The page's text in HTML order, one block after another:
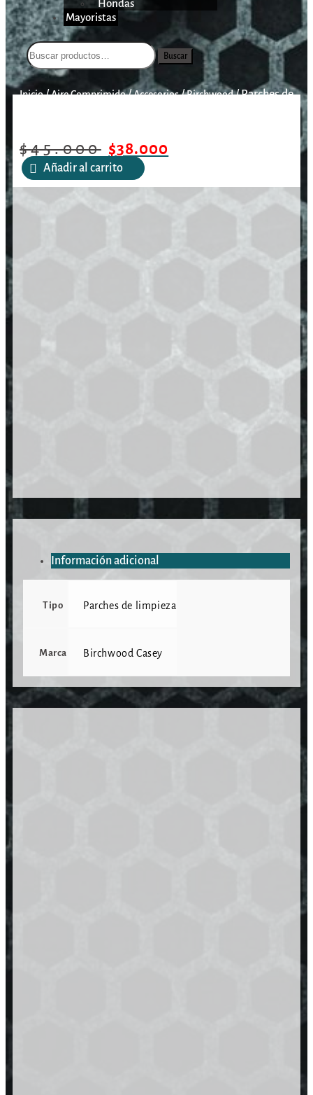
Hondas
Mayoristas
Buscar
Inicio/Aire Comprimido/Accesorios/Birchwood/Parches de
$45.000 $38.000
Añadir al carrito
Información adicional
Tipo Parches de limpieza
Marca Birchwood Casey